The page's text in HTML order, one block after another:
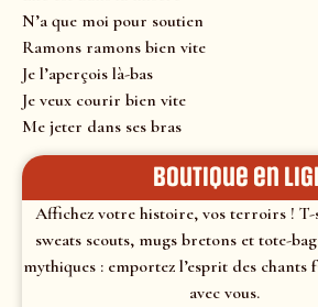
N’a que moi pour soutien
Ramons ramons bien vite
Je l’aperçois là-bas
Je veux courir bien vite
Me jeter dans ses bras
Boutique en
Affichez votre histoire, vos terroirs !
sweats scouts, mugs bretons et tote-
mythiques : emportez l’esprit des
avec vous.